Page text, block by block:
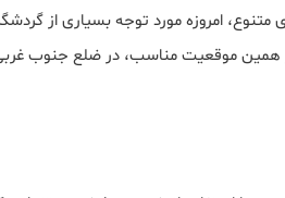
امروزه مورد توجه بسیاری از
همین موقعیت مناسب، در ضلع جنوب